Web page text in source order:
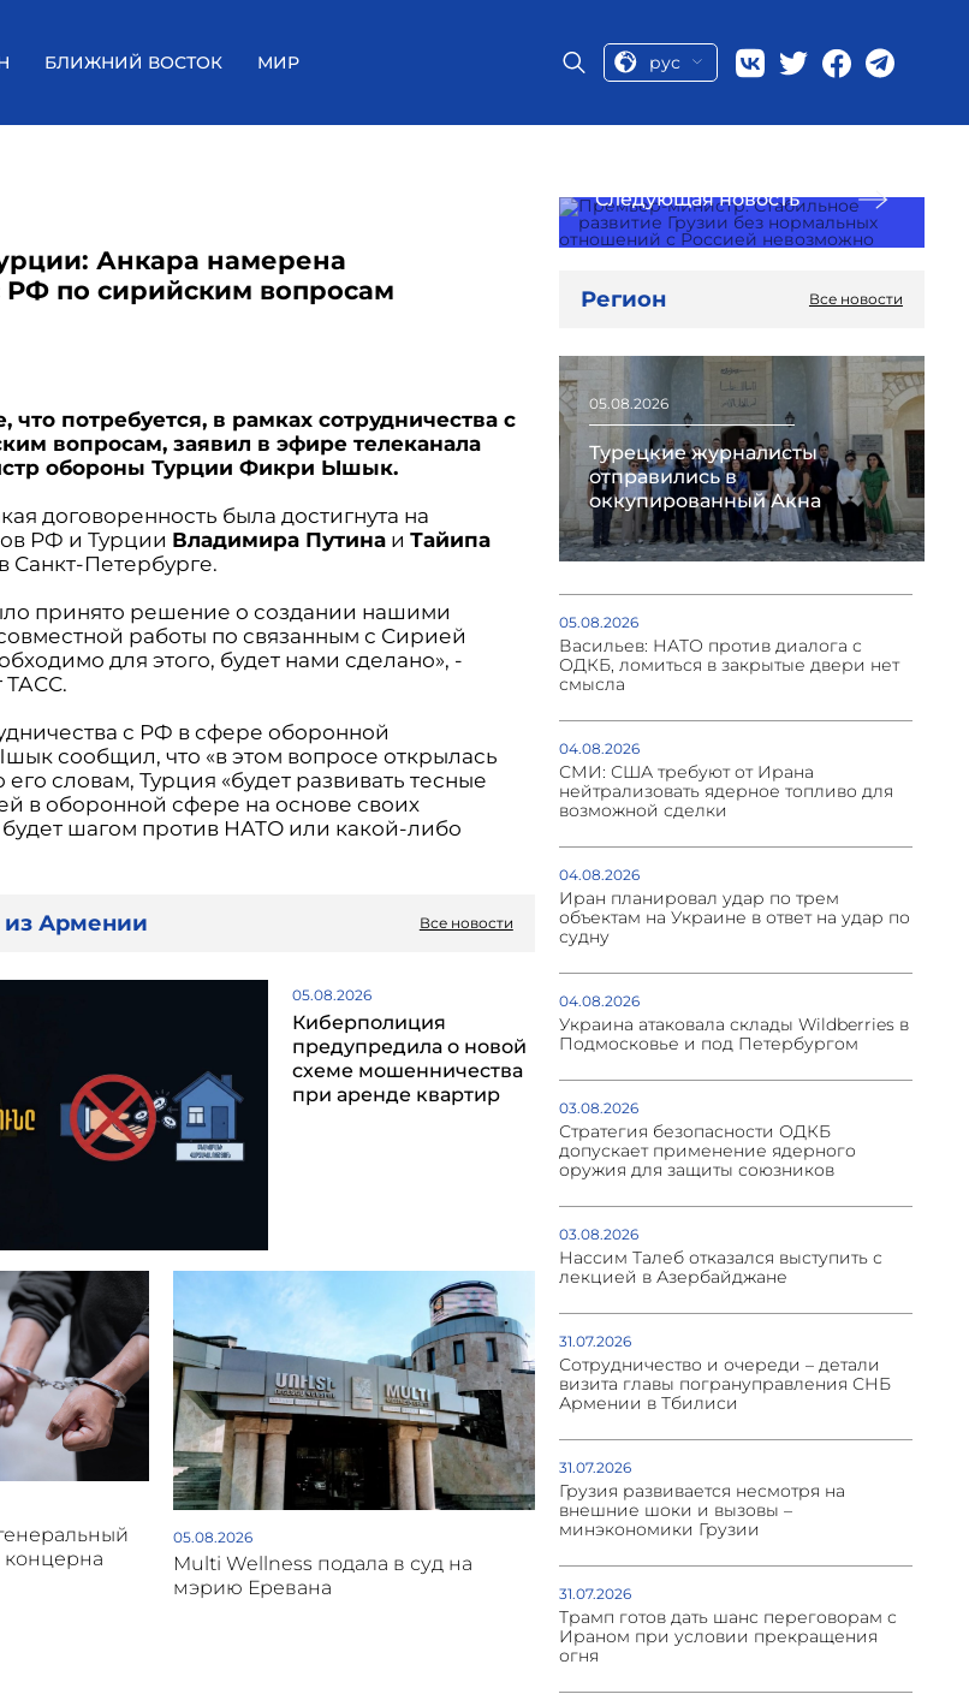
БЛИЖНИЙ ВОСТОК МИР рус
Анкара намерена
РФ по сирийским вопросам
что потребуется, в рамках сотрудничества с
вопросам, заявил в эфире телеканала
обороны Турции Фикри Ышык.
договоренность была достигнута на
РФ и Турции Владимира Путина иТайипа
Санкт-Петербурге.
принято решение о создании нашими
работы по связанным с Сирией
для этого, будет нами сделано», -
ТАСС.
с РФ в сфере оборонной
сообщил, что «в этом вопросе открылась
словам, Турция «будет развивать тесные
в оборонной сфере на основе своих
будет шагом против НАТО или какой-либо
из Армении Все новости
05.08.2026
Киберполиция
предупредила о новой
схеме мошенничества
при аренде квартир
концерна
05.08.2026
Multi Wellness подала в суд на
мэрию Еревана
Следующая новость
Регион Все новости
05.08.2026
Турецкие журналисты
отправились в
оккупированный Акна
05.08.2026
Васильев: НАТО против диалога с
ОДКБ, ломиться в закрытые двери нет
смысла
04.08.2026
СМИ: США требуют от Ирана
нейтрализовать ядерное топливо для
возможной сделки
04.08.2026
Иран планировал удар по трем
объектам на Украине в ответ на удар по
судну
04.08.2026
Украина атаковала склады Wildberries в
Подмосковье и под Петербургом
03.08.2026
Стратегия безопасности ОДКБ
допускает применение ядерного
оружия для защиты союзников
03.08.2026
Нассим Талеб отказался выступить с
лекцией в Азербайджане
31.07.2026
Сотрудничество и очереди – детали
визита главы погрануправления СНБ
Армении в Тбилиси
31.07.2026
Грузия развивается несмотря на
внешние шоки и вызовы –
минэкономики Грузии
31.07.2026
Трамп готов дать шанс переговорам с
Ираном при условии прекращения
огня